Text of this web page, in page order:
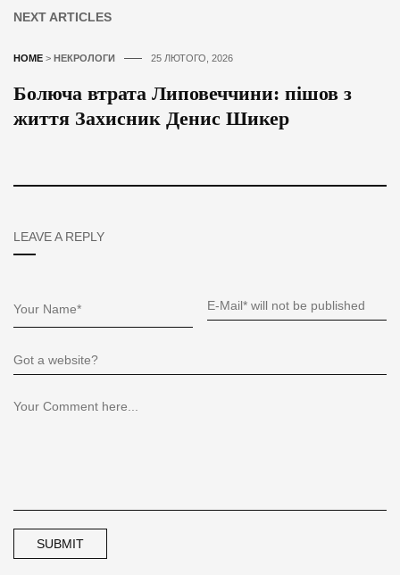
NEXT ARTICLES
HOME > НЕКРОЛОГИ 25 ЛЮТОГО, 2026
Болюча втрата Липовеччини: пішов з
життя Захисник Денис Шикер
LEAVE A REPLY